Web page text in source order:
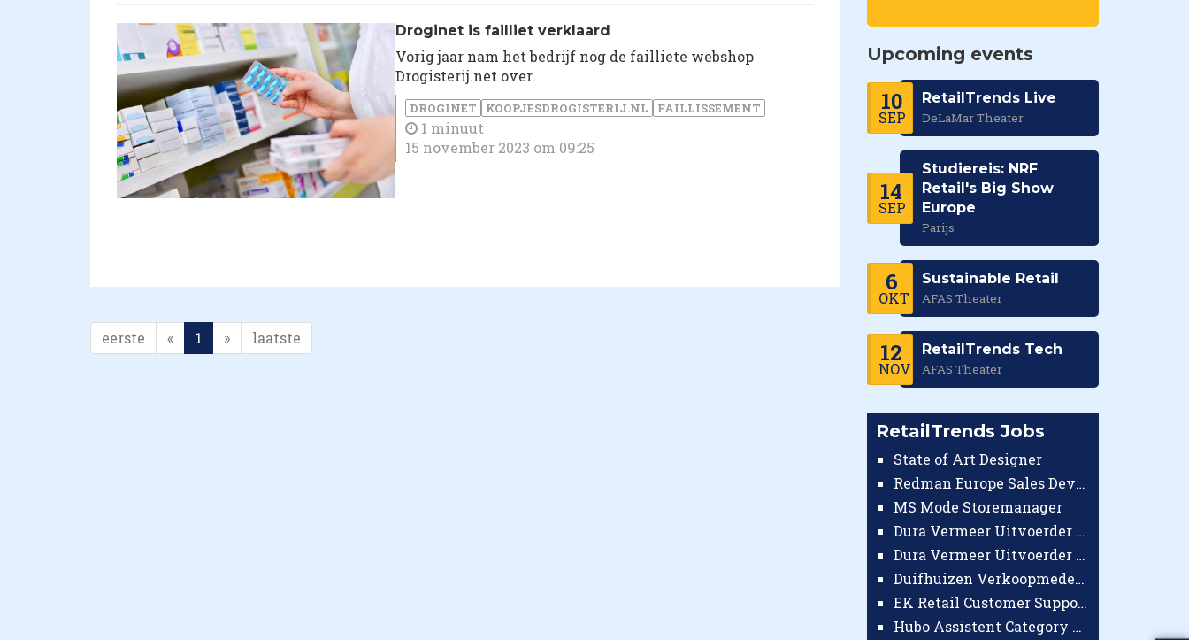
Droginet is failliet verklaard
Vorig jaar nam het bedrijf nog de failliete webshop
Drogisterij.net over.
DROGINET KOOPJESDROGISTERIJ.NL FAILLISSEMENT
1 minuut
15 november 2023 om 09:25
eerste « 1 » laatste
Upcoming events
10
SEP
RetailTrends Live
DeLaMar Theater
14
SEP
Studiereis: NRF
Retail's Big Show
Europe
Parijs
6
OKT
Sustainable Retail
AFAS Theater
12
NOV
RetailTrends Tech
AFAS Theater
RetailTrends Jobs
State of Art Designer
Redman Europe Sales Developer (Europe)
MS Mode Storemanager
Dura Vermeer Uitvoerder GWW Amsterdam
Dura Vermeer Uitvoerder Civiel Nijmegen
Duifhuizen Verkoopmedewerker Ridderkerk
EK Retail Customer Support Omnichannel
Hubo Assistent Category Manager